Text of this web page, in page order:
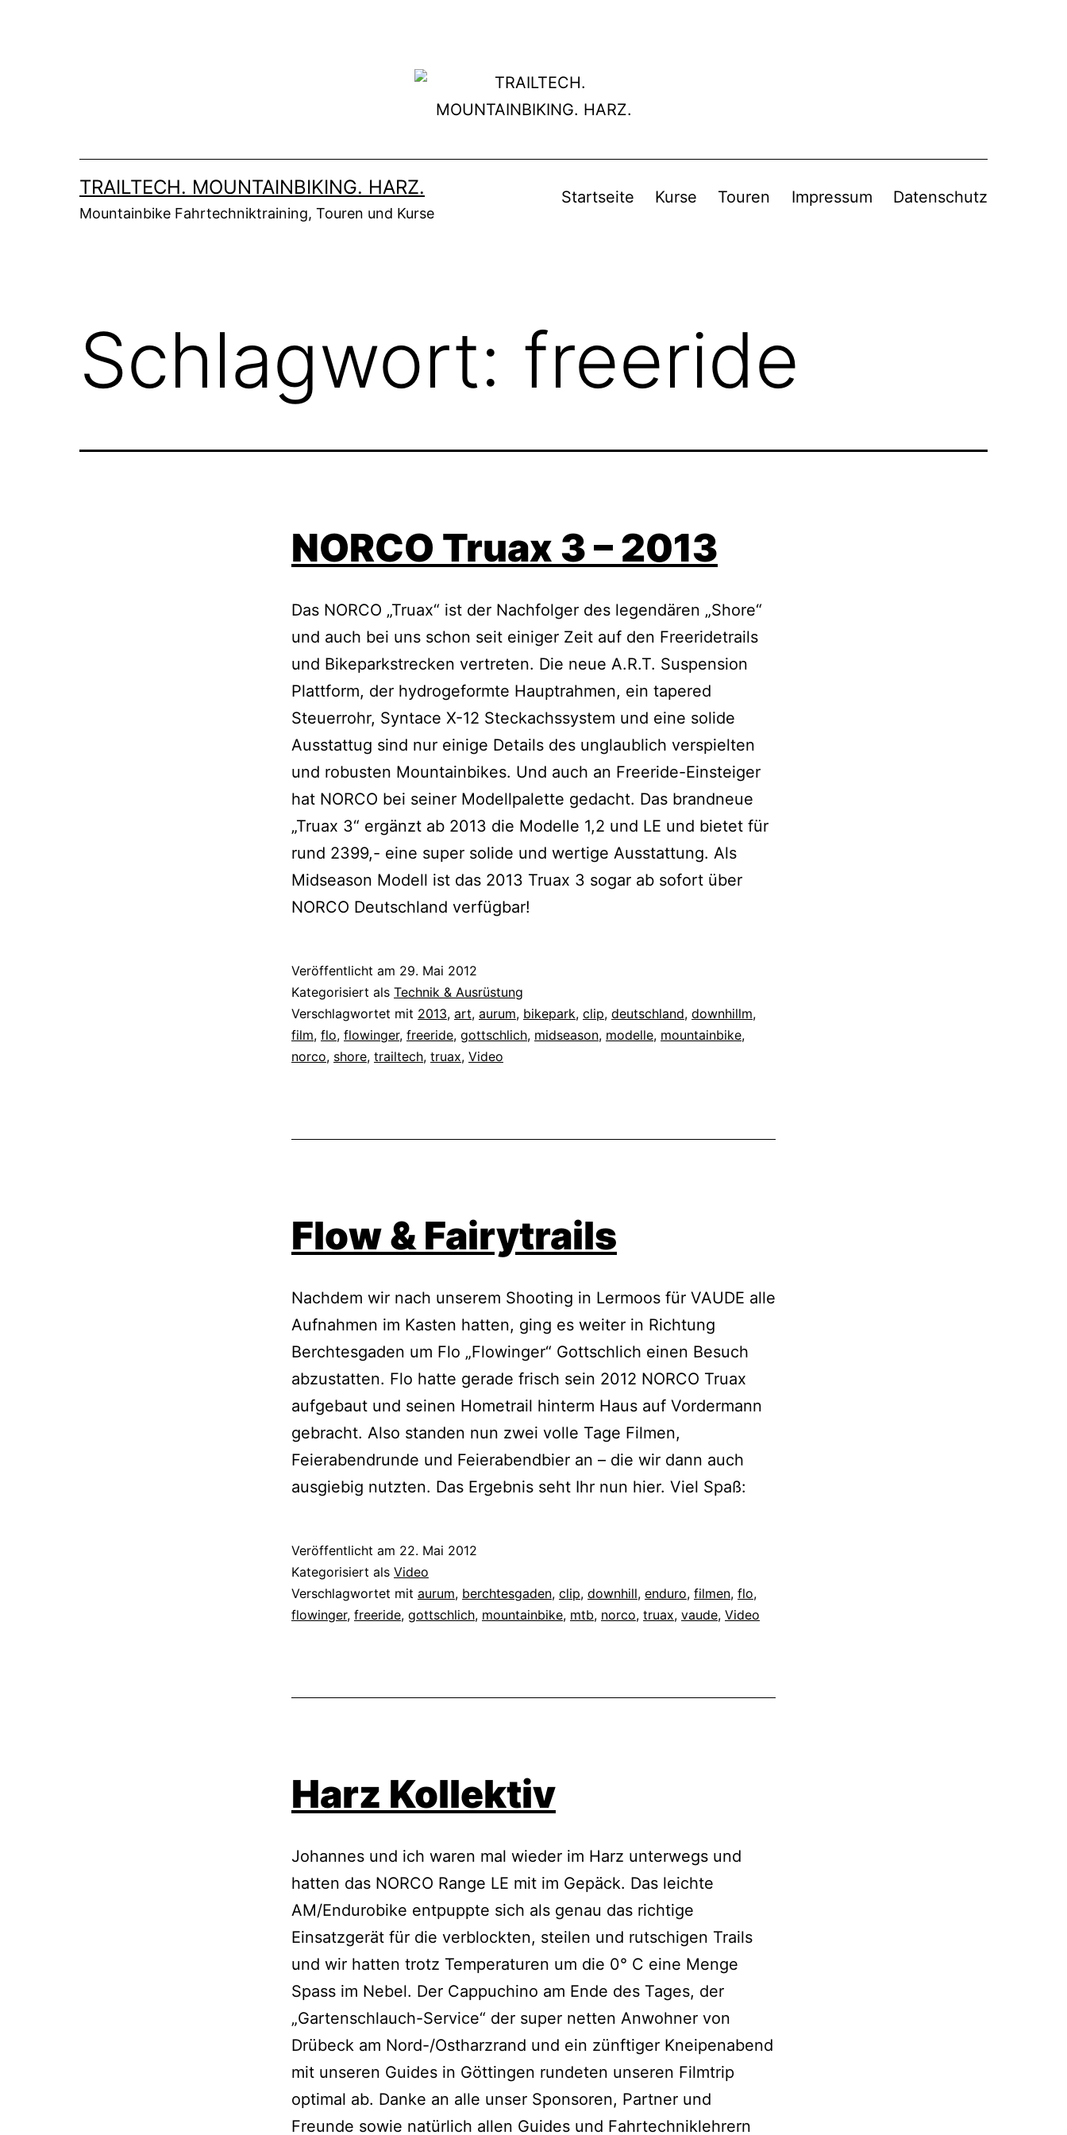
TRAILTECH. MOUNTAINBIKING. HARZ.
Mountainbike Fahrtechniktraining, Touren und Kurse
Startseite Kurse Touren Impressum Datenschutz
Schlagwort: freeride
NORCO Truax 3 – 2013
Das NORCO „Truax“ ist der Nachfolger des legendären „Shore“
und auch bei uns schon seit einiger Zeit auf den Freeridetrails
und Bikeparkstrecken vertreten. Die neue A.R.T. Suspension
Plattform, der hydrogeformte Hauptrahmen, ein tapered
Steuerrohr, Syntace X-12 Steckachssystem und eine solide
Ausstattug sind nur einige Details des unglaublich verspielten
und robusten Mountainbikes. Und auch an Freeride-Einsteiger
hat NORCO bei seiner Modellpalette gedacht. Das brandneue
„Truax 3“ ergänzt ab 2013 die Modelle 1,2 und LE und bietet für
rund 2399,- eine super solide und wertige Ausstattung. Als
Midseason Modell ist das 2013 Truax 3 sogar ab sofort über
NORCO Deutschland verfügbar!
Veröffentlicht am 29. Mai 2012
Kategorisiert als Technik & Ausrüstung
Verschlagwortet mit 2013, art, aurum, bikepark, clip, deutschland, downhillm,
film, flo, flowinger, freeride, gottschlich, midseason, modelle, mountainbike,
norco, shore, trailtech, truax, Video
Flow & Fairytrails
Nachdem wir nach unserem Shooting in Lermoos für VAUDE alle
Aufnahmen im Kasten hatten, ging es weiter in Richtung
Berchtesgaden um Flo „Flowinger“ Gottschlich einen Besuch
abzustatten. Flo hatte gerade frisch sein 2012 NORCO Truax
aufgebaut und seinen Hometrail hinterm Haus auf Vordermann
gebracht. Also standen nun zwei volle Tage Filmen,
Feierabendrunde und Feierabendbier an – die wir dann auch
ausgiebig nutzten. Das Ergebnis seht Ihr nun hier. Viel Spaß:
Veröffentlicht am 22. Mai 2012
Kategorisiert als Video
Verschlagwortet mit aurum, berchtesgaden, clip, downhill, enduro, filmen, flo,
flowinger, freeride, gottschlich, mountainbike, mtb, norco, truax, vaude, Video
Harz Kollektiv
Johannes und ich waren mal wieder im Harz unterwegs und
hatten das NORCO Range LE mit im Gepäck. Das leichte
AM/Endurobike entpuppte sich als genau das richtige
Einsatzgerät für die verblockten, steilen und rutschigen Trails
und wir hatten trotz Temperaturen um die 0° C eine Menge
Spass im Nebel. Der Cappuchino am Ende des Tages, der
„Gartenschlauch-Service“ der super netten Anwohner von
Drübeck am Nord-/Ostharzrand und ein zünftiger Kneipenabend
mit unseren Guides in Göttingen rundeten unseren Filmtrip
optimal ab. Danke an alle unser Sponsoren, Partner und
Freunde sowie natürlich allen Guides und Fahrtechniklehrern